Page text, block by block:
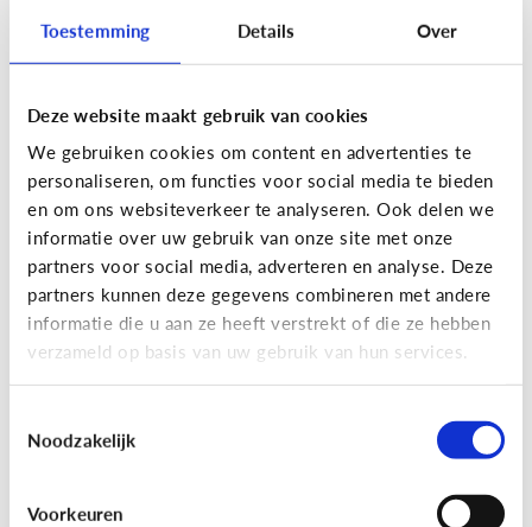
Toestemming Details Over
Deze website maakt gebruik van cookies
We gebruiken cookies om content en advertenties te
personaliseren, om functies voor social media te bieden
en om ons websiteverkeer te analyseren. Ook delen we
informatie over uw gebruik van onze site met onze
partners voor social media, adverteren en analyse. Deze
partners kunnen deze gegevens combineren met andere
informatie die u aan ze heeft verstrekt of die ze hebben
verzameld op basis van uw gebruik van hun services.
Noodzakelijk
Voorkeuren
Lees de 3 tips
Lezen
Mijn kind kan lezen, heeft het zin
dat ik nog voorlees?
Lezen